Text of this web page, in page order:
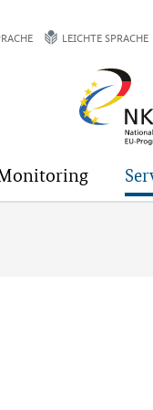
LEICHTE SPRACHE
Horizont
Europa